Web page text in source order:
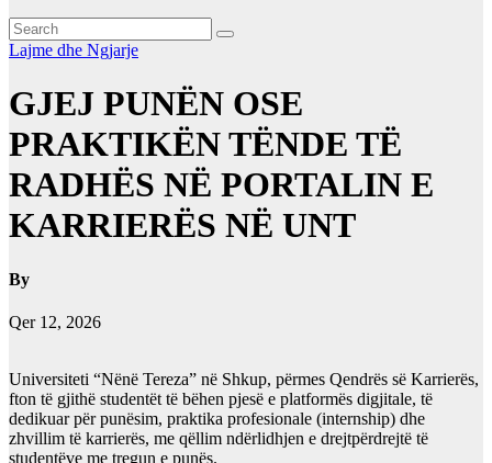
Lajme dhe Ngjarje
GJEJ PUNËN OSE
PRAKTIKËN TËNDE TË
RADHËS NË PORTALIN E
KARRIERËS NË UNT
By
Qer 12, 2026
Universiteti “Nënë Tereza” në Shkup, përmes Qendrës së Karrierës,
fton të gjithë studentët të bëhen pjesë e platformës digjitale, të
dedikuar për punësim, praktika profesionale (internship) dhe
zhvillim të karrierës, me qëllim ndërlidhjen e drejtpërdrejtë të
studentëve me tregun e punës.